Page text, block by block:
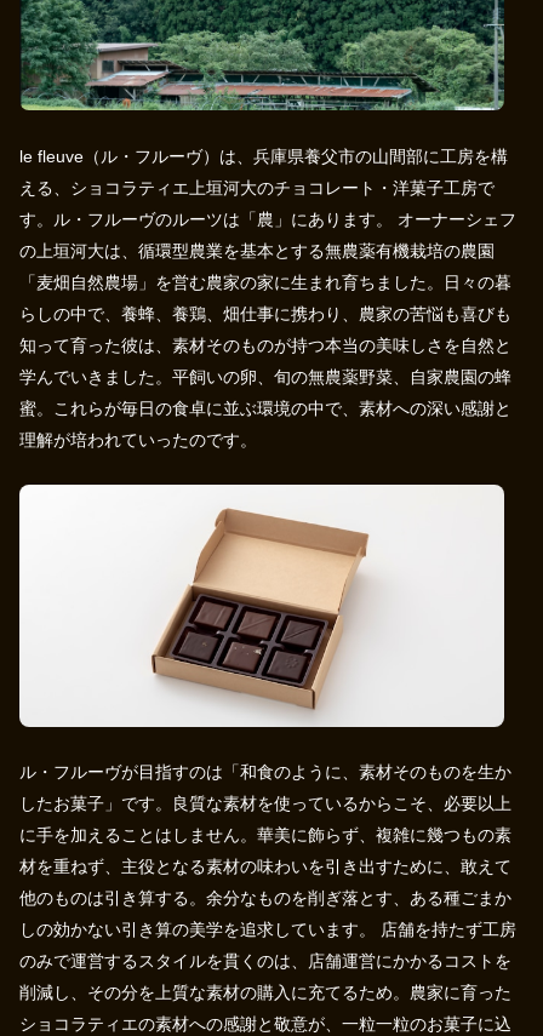
le fleuve（ル・フルーヴ）は、兵庫県養父市の山間部に工房を構
える、ショコラティエ上垣河大のチョコレート・洋菓子工房で
す。ル・フルーヴのルーツは「農」にあります。 オーナーシェフ
の上垣河大は、循環型農業を基本とする無農薬有機栽培の農園
「麦畑自然農場」を営む農家の家に生まれ育ちました。日々の暮
らしの中で、養蜂、養鶏、畑仕事に携わり、農家の苦悩も喜びも
知って育った彼は、素材そのものが持つ本当の美味しさを自然と
学んでいきました。平飼いの卵、旬の無農薬野菜、自家農園の蜂
蜜。これらが毎日の食卓に並ぶ環境の中で、素材への深い感謝と
理解が培われていったのです。
ル・フルーヴが目指すのは「和食のように、素材そのものを生か
したお菓子」です。良質な素材を使っているからこそ、必要以上
に手を加えることはしません。華美に飾らず、複雑に幾つもの素
材を重ねず、主役となる素材の味わいを引き出すために、敢えて
他のものは引き算する。余分なものを削ぎ落とす、ある種ごまか
しの効かない引き算の美学を追求しています。 店舗を持たず工房
のみで運営するスタイルを貫くのは、店舗運営にかかるコストを
削減し、その分を上質な素材の購入に充てるため。農家に育った
ショコラティエの素材への感謝と敬意が、一粒一粒のお菓子に込